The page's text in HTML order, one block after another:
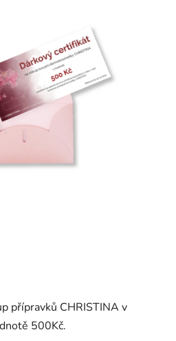
přípravků CHRISTINA v
500Kč.